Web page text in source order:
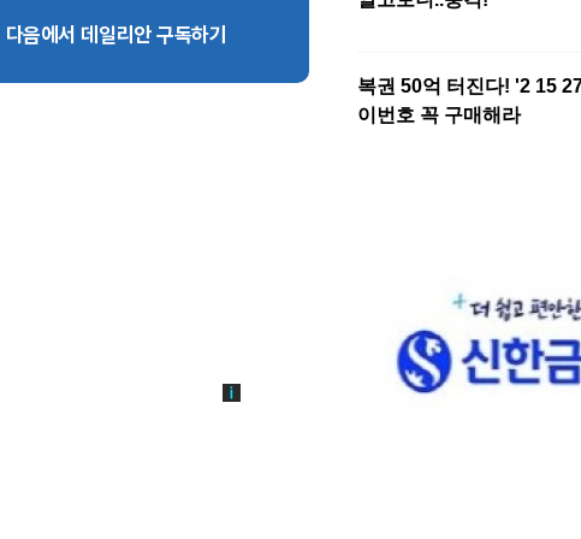
다음에서 데일리안 구독하기